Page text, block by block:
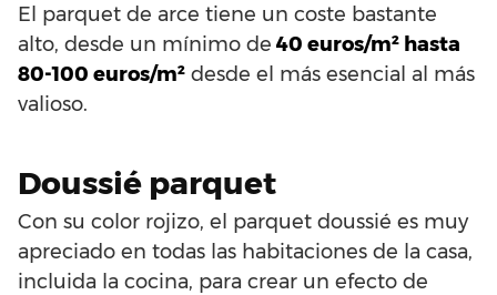
El parquet de arce tiene un coste bastante
alto, desde un mínimo de 40 euros/m² hasta
80-100 euros/m² desde el más esencial al más
valioso.
Doussié parquet
Con su color rojizo, el parquet doussié es muy
apreciado en todas las habitaciones de la casa,
incluida la cocina, para crear un efecto de